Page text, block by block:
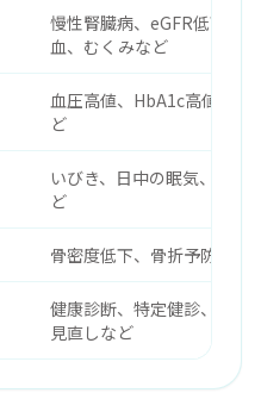
慢性腎臓病、eGFR低下、
血、むくみなど
血圧高値、HbA1c高値、
ど
いびき、日中の眠気、
ど
骨密度低下、骨折予防、骨
健康診断、特定健診、後期
見直しなど